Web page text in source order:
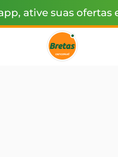
ative suas